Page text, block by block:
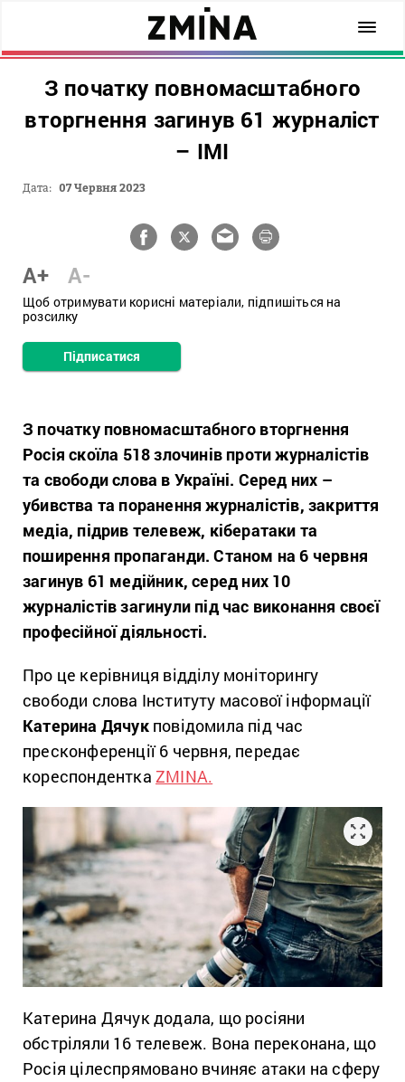
З початку повномасштабного
вторгнення загинув 61 журналіст
– ІМІ
Дата: 07 Червня 2023
A+ A-
Щоб отримувати корисні матеріали, підпишіться на
розсилку
Підписатися
З початку повномасштабного вторгнення
Росія скоїла 518 злочинів проти журналістів
та свободи слова в Україні. Серед них –
убивства та поранення журналістів, закриття
медіа, підрив телевеж, кібератаки та
поширення пропаганди. Станом на 6 червня
загинув 61 медійник, серед них 10
журналістів загинули під час виконання своєї
професійної діяльності.
Про це керівниця відділу моніторингу
свободи слова Інституту масової інформації
Катерина Дячукповідомила під час
пресконференції 6 червня, передає
кореспондентка ZMINA.
Катерина Дячук додала, що росіяни
обстріляли 16 телевеж. Вона переконана, що
Росія цілеспрямовано вчиняє атаки на сферу